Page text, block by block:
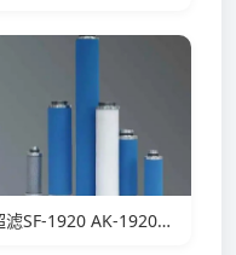
超滤SF-1920 AK-1920滤芯